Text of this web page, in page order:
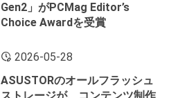
Gen2」がPCMag Editor’s
Choice Awardを受賞
2026-05-28
ASUSTORのオールフラッシュ